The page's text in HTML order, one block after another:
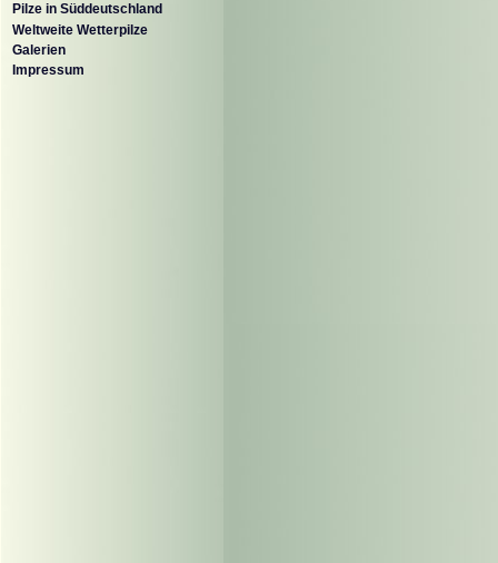
Pilze in Süddeutschland
Weltweite Wetterpilze
Galerien
Impressum